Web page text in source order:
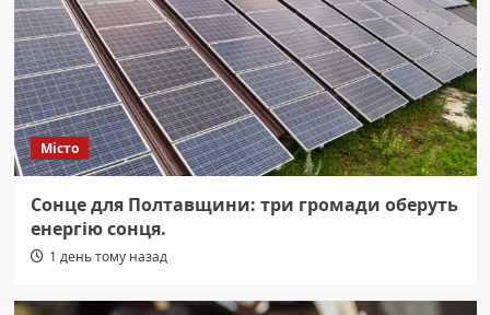
Місто
Сонце для Полтавщини: три громади оберуть
енергію сонця.
1 день тому назад